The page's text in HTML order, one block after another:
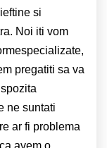
si
Noi iti vom
pregatiti sa va
ne suntati
ar fi problema
avem o